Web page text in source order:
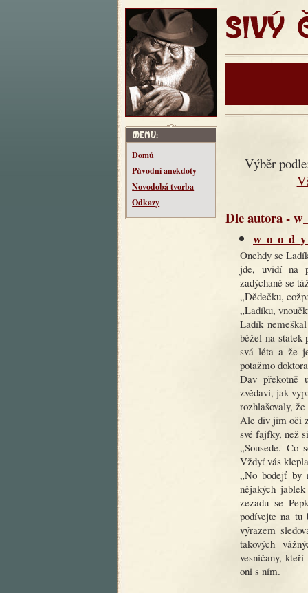
SIVÝ
Domů
Původní anekdoty
Novodobá tvorba
Odkazy
Výběr
Dle autora -
Onehdy se
jde, uvidí na
zadýchaně se
„Dědečku,
„Ladíku,
Ladík
běžel na statek
svá léta a že
potažmo
Dav překotně
zvědavi, jak
rozhlašovaly,
Ale div jim oči
své fajfky, než
„Sousede. Co
Vždyť vás
„No bodejť by
nějakých
zezadu se
podívejte na
výrazem
takových
vesničany,
oni s ním.